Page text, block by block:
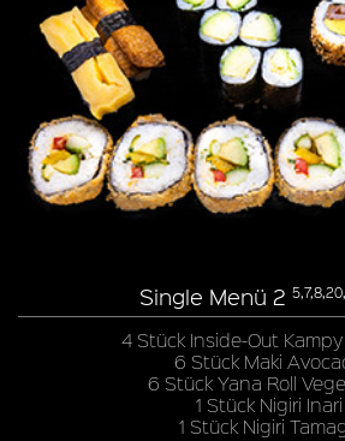
Single Menü 2
4 Stück Inside-Out
6 Stück Maki
6 Stück Yana Roll
1 Stück Nigiri Inari
1 Stück Nigiri